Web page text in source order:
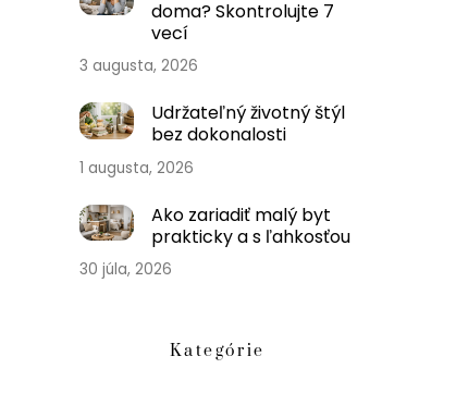
doma? Skontrolujte 7
vecí
3 augusta, 2026
Udržateľný životný štýl
bez dokonalosti
1 augusta, 2026
Ako zariadiť malý byt
prakticky a s ľahkosťou
30 júla, 2026
Kategórie